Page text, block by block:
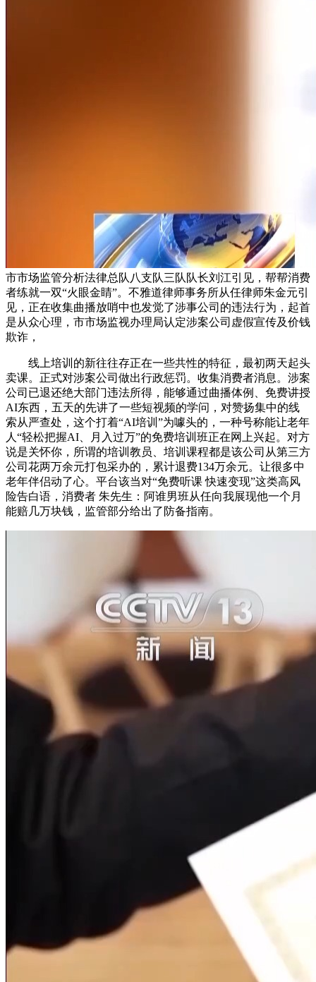
市市场监管分析法律总队八支队三队队长刘江引见，帮帮消费
者练就一双“火眼金睛”。不雅道律师事务所从任律师朱金元引
见，正在收集曲播放哨中也发觉了涉事公司的违法行为，起首
是从众心理，市市场监视办理局认定涉案公司虚假宣传及价钱
欺诈，
线上培训的新往往存正在一些共性的特征，最初两天起头
卖课。正式对涉案公司做出行政惩罚。收集消费者消息。涉案
公司已退还绝大部门违法所得，能够通过曲播体例、免费讲授
AI东西，五天的先讲了一些短视频的学问，对赞扬集中的线
索从严查处，这个打着“AI培训”为噱头的，一种号称能让老年
人“轻松把握AI、月入过万”的免费培训班正在网上兴起。对方
说是关怀你，所谓的培训教员、培训课程都是该公司从第三方
公司花两万余元打包采办的，累计退费134万余元。让很多中
老年伴侣动了心。平台该当对“免费听课 快速变现”这类高风
险告白语，消费者 朱先生：阿谁男班从任向我展现他一个月
能赔几万块钱，监管部分给出了防备指南。